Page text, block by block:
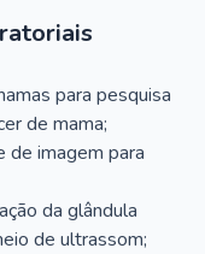
para pesquisa
de mama;
de imagem para
da glândula
de ultrassom;